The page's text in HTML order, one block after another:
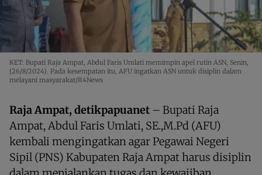
KET: Bupati Raja Ampat, Abdul Faris Umlati memimpin apel rutin ASN, Senin,
(26/8/2024). Pada kesempatan itu, AFU ingatkan ASN untuk disiplin dalam
melayani masyarakat/R4News
Raja Ampat, detikpapuanet – Bupati Raja
Ampat, Abdul Faris Umlati, SE.,M.Pd (AFU)
kembali mengingatkan agar Pegawai Negeri
Sipil (PNS) Kabupaten Raja Ampat harus disiplin